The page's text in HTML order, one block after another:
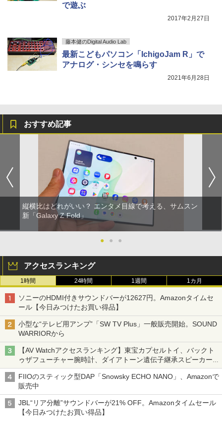
で遊ぶ
2017年2月27日
藤本健のDigital Audio Lab
最新こどもパソコン「IchigoJam R」で
アナログ・シンセを鳴らす
2021年6月28日
おすすめ記事
縦横比はどれがいい？ エンタメ目線で考える、サムスン
新「Galaxy Z Fold」
● ● ●
アクセスランキング
1時間 24時間 1週間 1カ月
ソニーのHDMI付きサウンドバーが12627円。Amazonタイムセ
ール【今日みつけたお買い得品】
小型な“テレビ用アンプ”「SW TV Plus」一般販売開始。SOUND
WARRIORから
【AV Watchアクセスランキング】東宝カプセルトイ、バックト
ゥザフューチャー腕時計、ダイアトーン遺伝子継承スピーカー
('26年8月3日～9日)
FIIOのスティック型DAP「Snowsky ECHO NANO」、Amazonで
販売中
JBL“リア分離”サウンドバーが21% OFF。Amazonタイムセール
【今日みつけたお買い得品】